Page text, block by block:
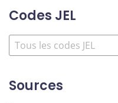
Codes JEL
Sources